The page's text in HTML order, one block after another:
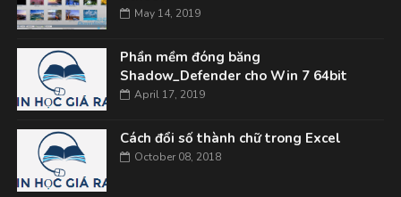
May 14, 2019
Phần mềm đóng băng
Shadow_Defender cho Win 7 64bit
April 17, 2019
Cách đổi số thành chữ trong Excel
October 08, 2018